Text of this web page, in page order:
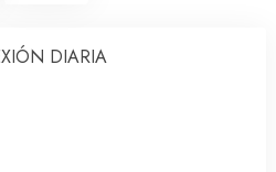
DIARIA